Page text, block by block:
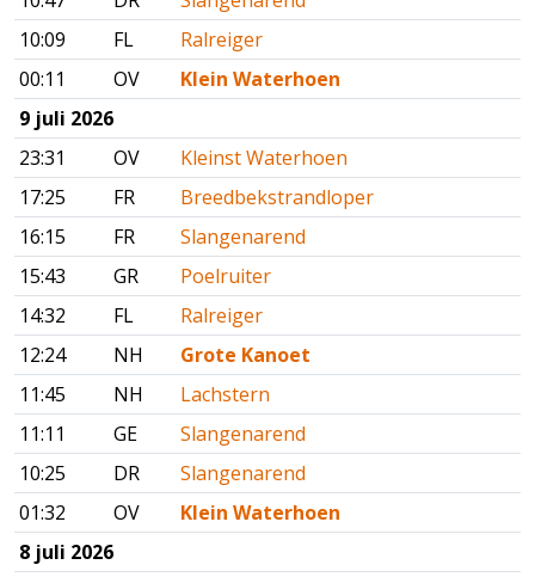
10:09
FL
Ralreiger
00:11
OV
Klein Waterhoen
9 juli 2026
23:31
OV
Kleinst Waterhoen
17:25
FR
Breedbekstrandloper
16:15
FR
Slangenarend
15:43
GR
Poelruiter
14:32
FL
Ralreiger
12:24
NH
Grote Kanoet
11:45
NH
Lachstern
11:11
GE
Slangenarend
10:25
DR
Slangenarend
01:32
OV
Klein Waterhoen
8 juli 2026